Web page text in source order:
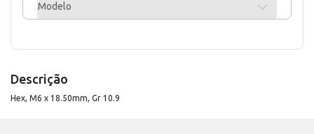
Modelo
Descrição
Hex, M6 x 18.50mm, Gr 10.9